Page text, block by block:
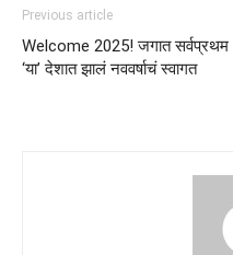
Previous article
Welcome 2025! जगात सर्वप्रथम
‘या’ देशात झालं नववर्षाचं स्वागत